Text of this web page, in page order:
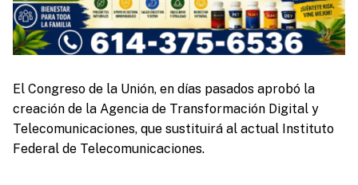
El Congreso de la Unión, en días pasados aprobó la
creación de la Agencia de Transformación Digital y
Telecomunicaciones, que sustituirá al actual Instituto
Federal de Telecomunicaciones.